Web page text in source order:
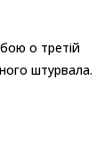
о третій
штурвала.